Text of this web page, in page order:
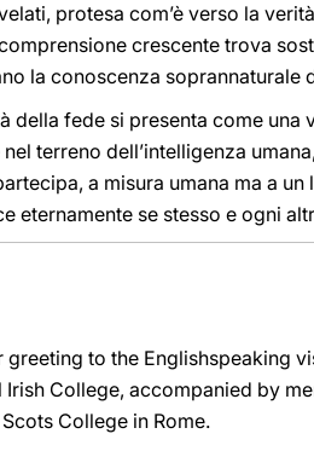
protesa com’è verso la
crescente trova
la conoscenza soprannaturale
della fede si presenta come una
terreno dell’intelligenza
a misura umana ma a
eternamente se stesso e ogni
greeting to the Englishspeaking
College, accompanied by
College in Rome.